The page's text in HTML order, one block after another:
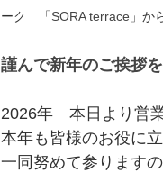
ーク　「SORA terrace 」か
謹んで新年のご挨拶
2026年　本日より営
本年も皆様のお役に
一同努めて参ります